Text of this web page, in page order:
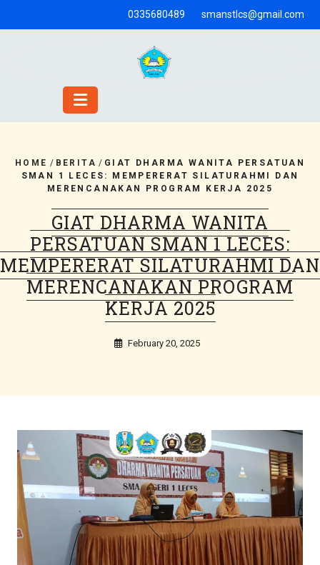
0335680489 smanstlcs@gmail.com
HOME / BERITA / GIAT DHARMA WANITA PERSATUAN
SMAN 1 LECES: MEMPERERAT SILATURAHMI DAN
MERENCANAKAN PROGRAM KERJA 2025
GIAT DHARMA WANITA
PERSATUAN SMAN 1 LECES:
MEMPERERAT SILATURAHMI DAN
MERENCANAKAN PROGRAM
KERJA 2025
February 20, 2025